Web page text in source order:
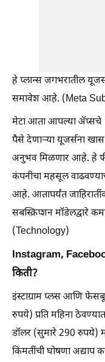
हे प्लान्स जगभरातील
समावेश आहे. (Meta
मेटा आता आपल्या ॲप्सचे
पैसे देणाऱ्या यूजर्सना
अनुभव मिळणार आहे. हे
कंपनीचा महसूल
आहे. आतापर्यंत
सबस्क्रिप्शन मॉडेलद्वारे
(Technology)
Instagram,
किती?
इंस्टाग्राम प्लस आणि
रुपये) प्रति महिना
डॉलर (सुमारे 290 रुपये)
किंमतींची घोषणा अद्याप